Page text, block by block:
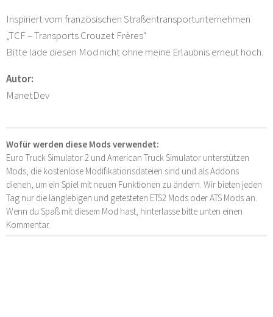
Inspiriert vom französischen Straßentransportunternehmen
„TCF – Transports Crouzet Frères“
Bitte lade diesen Mod nicht ohne meine Erlaubnis erneut hoch.
Autor:
ManetDev
Wofür werden diese Mods verwendet:
Euro Truck Simulator 2 und American Truck Simulator unterstützen
Mods, die kostenlose Modifikationsdateien sind und als Addons
dienen, um ein Spiel mit neuen Funktionen zu ändern. Wir bieten jeden
Tag nur die langlebigen und getesteten ETS2 Mods oder ATS Mods an.
Wenn du Spaß mit diesem Mod hast, hinterlasse bitte unten einen
Kommentar.